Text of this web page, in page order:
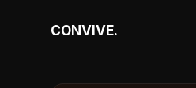
CONVIVE.